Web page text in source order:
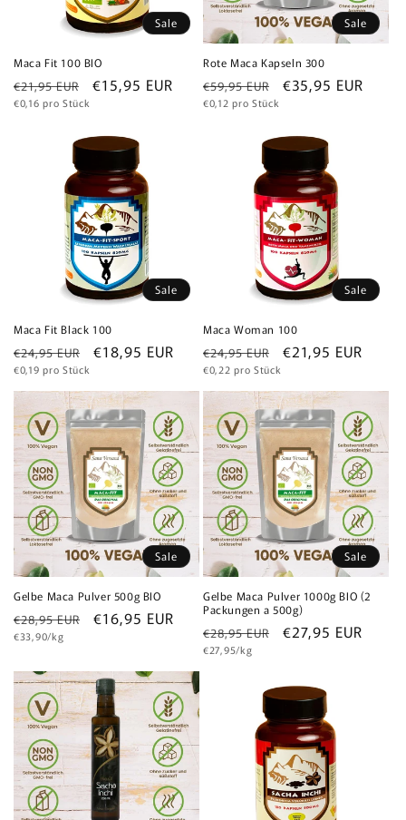
Sale
Maca Fit 100 BIO
Normaler
Preis
€21,95 EUR Verkaufspreis
€15,95 EUR
Grundpreis
€0,16 pro Stück
Sale
Rote Maca Kapseln 300
Normaler
Preis
€59,95 EUR Verkaufspreis
€35,95 EUR
Grundpreis
€0,12 pro Stück
Sale
Maca Fit Black 100
Normaler
Preis
€24,95 EUR Verkaufspreis
€18,95 EUR
Grundpreis
€0,19 pro Stück
Sale
Maca Woman 100
Normaler
Preis
€24,95 EUR Verkaufspreis
€21,95 EUR
Grundpreis
€0,22 pro Stück
Sale
Gelbe Maca Pulver 500g BIO
Normaler
Preis
€28,95 EUR Verkaufspreis
€16,95 EUR
Grundpreis
€33,90/kg
Sale
Gelbe Maca Pulver 1000g BIO (2
Packungen a 500g)
Normaler
Preis
€28,95 EUR Verkaufspreis
€27,95 EUR
Grundpreis
€27,95/kg